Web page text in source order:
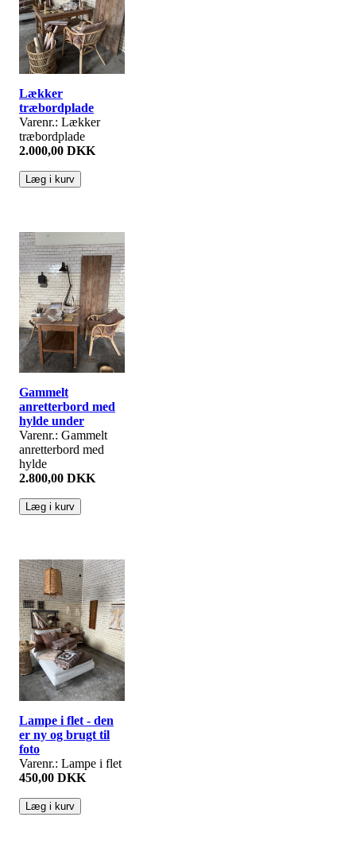
Lækker
træbordplade
Varenr.: Lækker
træbordplade
2.000,00 DKK
Gammelt
anretterbord med
hylde under
Varenr.: Gammelt
anretterbord med
hylde
2.800,00 DKK
Lampe i flet - den
er ny og brugt til
foto
Varenr.: Lampe i flet
450,00 DKK